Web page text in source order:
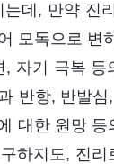
데, 만약 진
모독으로 변
자기 극복 등
반항, 반발
대한 원망 등
하지도, 진리